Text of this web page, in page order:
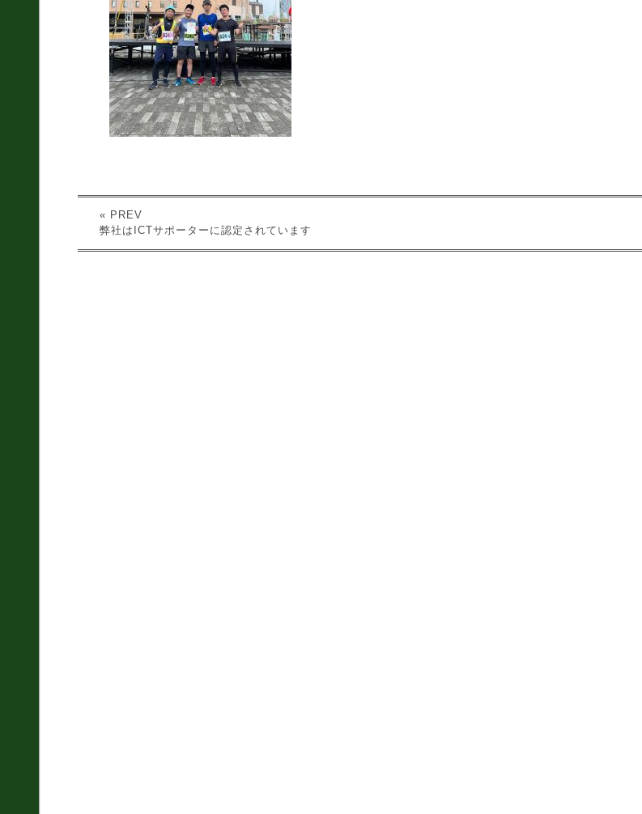
砂防・地すべり調査
斜面対策工設計
土砂災害防止法に基
« PREV
弊社はICTサポーターに認定されています